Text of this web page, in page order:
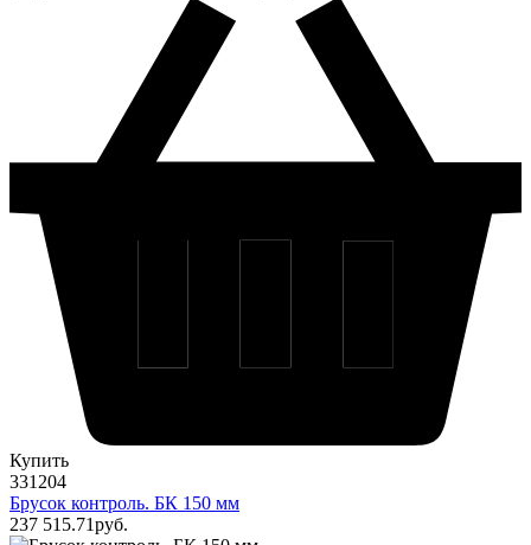
Купить
331204
Брусок контроль. БК 150 мм
237 515.71pуб.